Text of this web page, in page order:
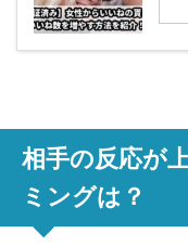
相手の反応が
ミングは？